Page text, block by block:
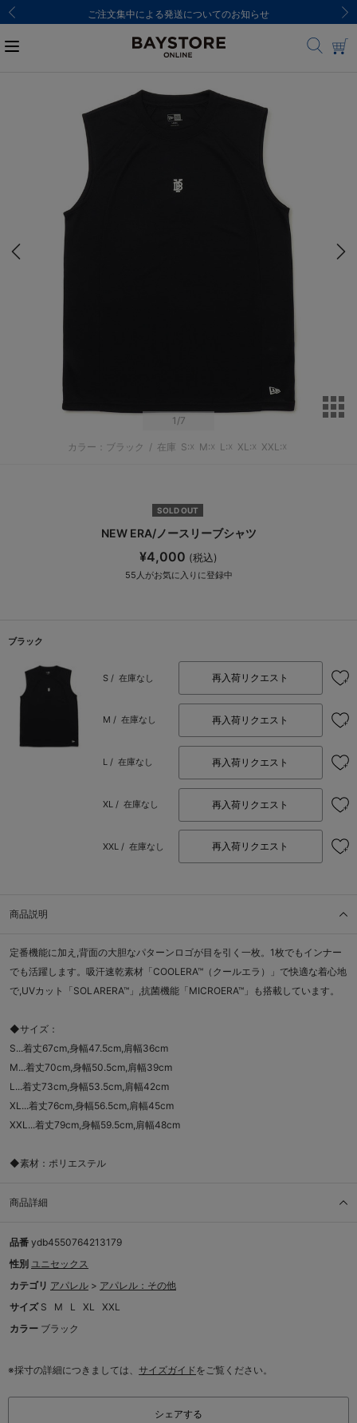
ご注文集中による発送についてのお知らせ
1 /7
カラー：ブラック / 在庫 S:☓ M:☓ L:☓ XL:☓ XXL:☓
SOLD OUT
NEW ERA/ノースリーブシャツ
¥4,000 (税込)
55 人がお気に入りに登録中
ブラック
S / 在庫なし 再入荷リクエスト
M / 在庫なし 再入荷リクエスト
L / 在庫なし 再入荷リクエスト
XL / 在庫なし 再入荷リクエスト
XXL / 在庫なし 再入荷リクエスト
商品説明
定番機能に加え,背面の大胆なパターンロゴが目を引く一枚。1枚でもインナー
でも活躍します。吸汗速乾素材「COOLERA™（クールエラ）」で快適な着心地
で,UVカット「SOLARERA™」,抗菌機能「MICROERA™」も搭載しています。
◆サイズ：
S...着丈67cm,身幅47.5cm,肩幅36cm
M...着丈70cm,身幅50.5cm,肩幅39cm
L...着丈73cm,身幅53.5cm,肩幅42cm
XL...着丈76cm,身幅56.5cm,肩幅45cm
XXL...着丈79cm,身幅59.5cm,肩幅48cm
◆素材：ポリエステル
商品詳細
品番 ydb4550764213179
性別 ユニセックス
カテゴリ アパレル > アパレル：その他
サイズ S M L XL
XXL
カラー ブラック
※採寸の詳細につきましては、 サイズガイドをご覧ください。
シェアする